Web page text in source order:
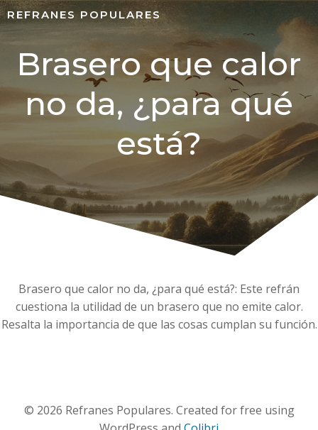
REFRANES POPULARES
Brasero que calor
no da, ¿para qué
está?
Brasero que calor no da, ¿para qué está?: Este refrán
cuestiona la utilidad de un brasero que no emite calor.
Resalta la importancia de que las cosas cumplan su función.
© 2026 Refranes Populares. Created for free using